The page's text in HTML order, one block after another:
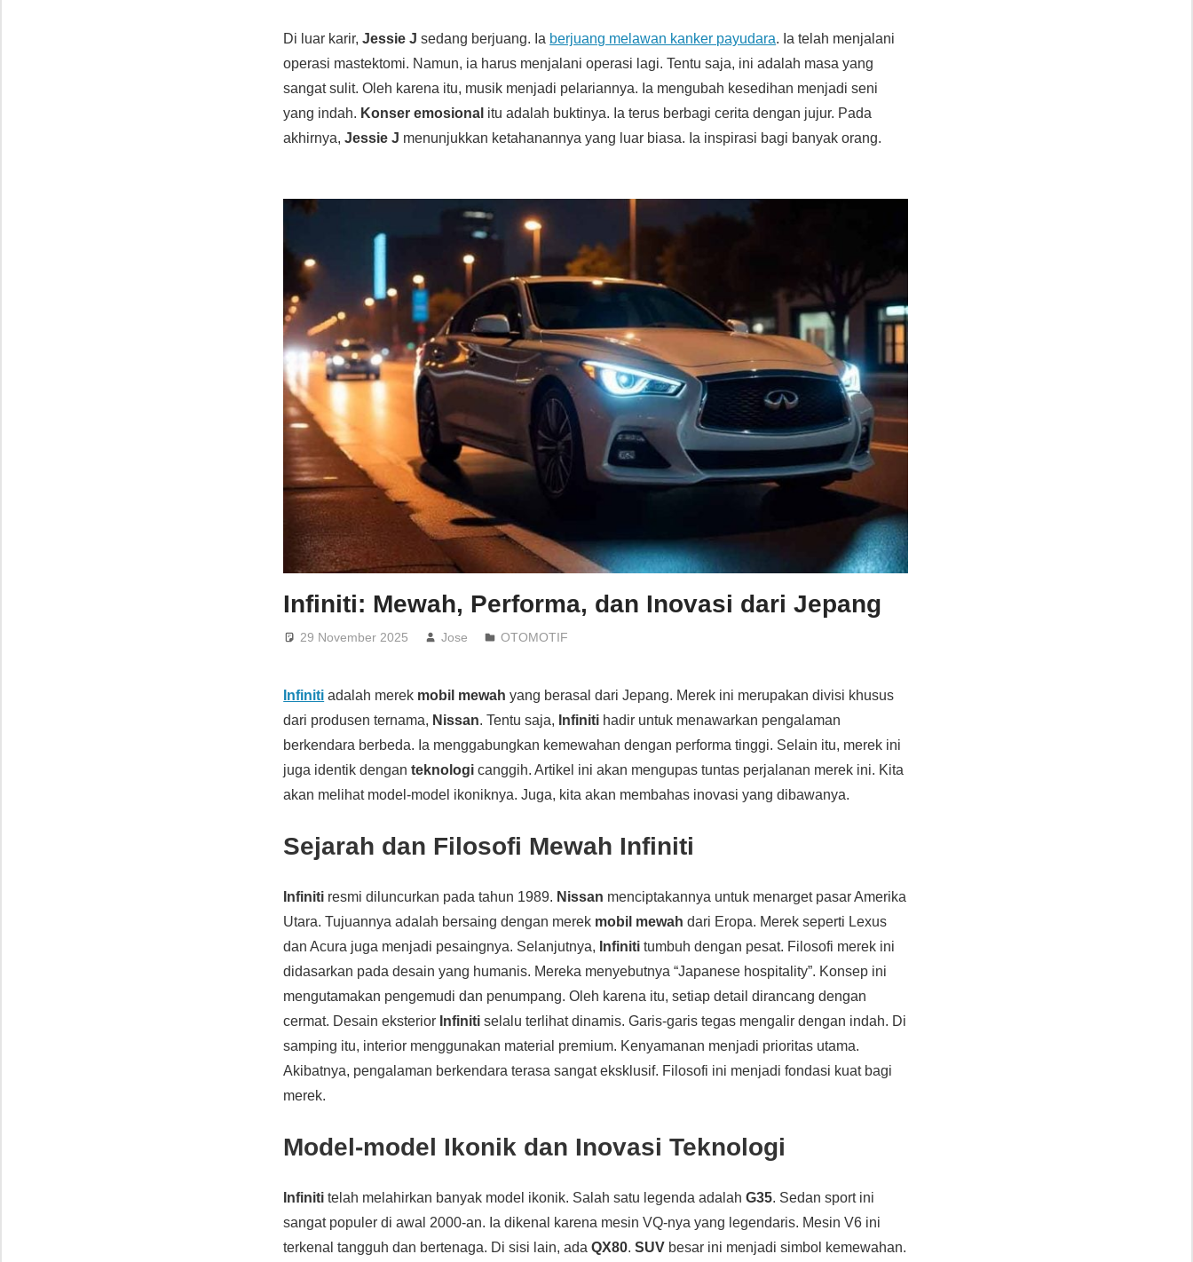
Di luar karir,Jessie J sedang berjuang. Ia berjuang melawan kanker payudara. Ia telah menjalani
operasi mastektomi. Namun, ia harus menjalani operasi lagi. Tentu saja, ini adalah masa yang
sangat sulit. Oleh karena itu, musik menjadi pelariannya. Ia mengubah kesedihan menjadi seni
yang indah. Konser emosional itu adalah buktinya. Ia terus berbagi cerita dengan jujur. Pada
akhirnya,Jessie J menunjukkan ketahanannya yang luar biasa. Ia inspirasi bagi banyak orang.
Infiniti: Mewah, Performa, dan Inovasi dari Jepang
29 November 2025 Jose OTOMOTIF
Infiniti adalah merek mobil mewah yang berasal dari Jepang. Merek ini merupakan divisi khusus
dari produsen ternama, Nissan. Tentu saja, Infiniti hadir untuk menawarkan pengalaman
berkendara berbeda. Ia menggabungkan kemewahan dengan performa tinggi. Selain itu, merek ini
juga identik denganteknologi canggih. Artikel ini akan mengupas tuntas perjalanan merek ini. Kita
akan melihat model-model ikoniknya. Juga, kita akan membahas inovasi yang dibawanya.
Sejarah dan Filosofi Mewah Infiniti
Infiniti resmi diluncurkan pada tahun 1989. Nissan menciptakannya untuk menarget pasar Amerika
Utara. Tujuannya adalah bersaing dengan merek mobil mewah dari Eropa. Merek seperti Lexus
dan Acura juga menjadi pesaingnya. Selanjutnya, Infiniti tumbuh dengan pesat. Filosofi merek ini
didasarkan pada desain yang humanis. Mereka menyebutnya “Japanese hospitality”. Konsep ini
mengutamakan pengemudi dan penumpang. Oleh karena itu, setiap detail dirancang dengan
cermat. Desain eksterior Infiniti selalu terlihat dinamis. Garis-garis tegas mengalir dengan indah. Di
samping itu, interior menggunakan material premium. Kenyamanan menjadi prioritas utama.
Akibatnya, pengalaman berkendara terasa sangat eksklusif. Filosofi ini menjadi fondasi kuat bagi
merek.
Model-model Ikonik dan Inovasi Teknologi
Infiniti telah melahirkan banyak model ikonik. Salah satu legenda adalahG35. Sedan sport ini
sangat populer di awal 2000-an. Ia dikenal karena mesin VQ-nya yang legendaris. Mesin V6 ini
terkenal tangguh dan bertenaga. Di sisi lain, adaQX80.SUV besar ini menjadi simbol kemewahan.